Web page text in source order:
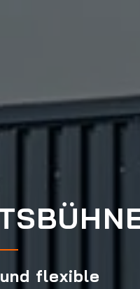
flexible